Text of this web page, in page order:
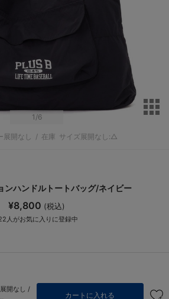
1 /6
展開なし / 在庫 サイズ展開なし:△
ンハンドルトートバッグ/ネイビー
¥8,800 (税込)
人がお気に入りに登録中
開なし /
カートに入れる